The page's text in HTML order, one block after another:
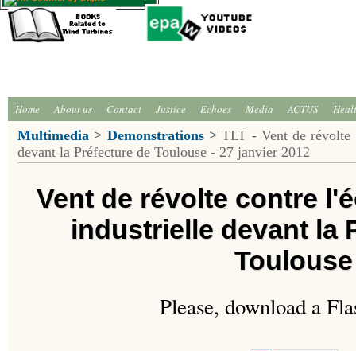
Home About us Contact Justice Echoes Media ACTUS
Multimedia > Demonstrations >TLT - Vent de révolte
devant la Préfecture de Toulouse - 27 janvier 2012
Vent de révolte contre
industrielle devant la
Toulouse
Please, download a